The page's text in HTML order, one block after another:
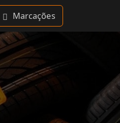
Marcações